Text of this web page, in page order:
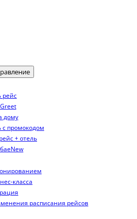
рейс
дому
с промокодом
+ отель
New
класса
расписания рейсов